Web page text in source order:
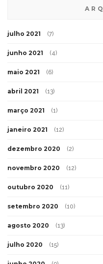
julho 2021 (7)
junho 2021 (4)
maio 2021 (6)
abril 2021 (13)
março 2021 (1)
janeiro 2021 (12)
dezembro 2020 (2)
novembro 2020 (12)
outubro 2020 (11)
setembro 2020 (10)
agosto 2020 (13)
julho 2020 (15)